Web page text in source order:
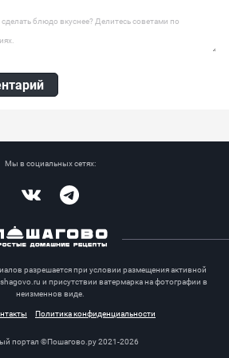
Мы в социальных сетях:
разрешается при условии размещения активной
и присутствии ватермарка на фотографии в
неизменнов виде.
Политика конфиденциальности
портал ©Пошагово.ру 2021-2026